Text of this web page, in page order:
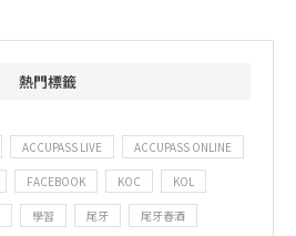
熱門標籤
ACCUPASS LIVE ACCUPASS ONLINE
FACEBOOK KOC KOL
學習 尾牙 尾牙春酒